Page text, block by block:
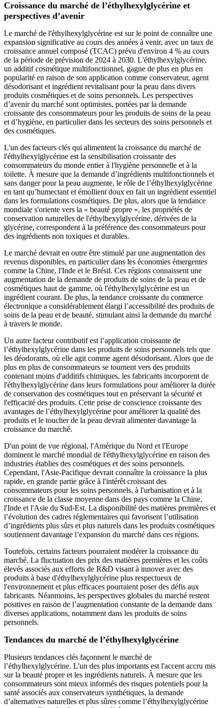
Croissance du marché de l’éthylhexylglycérine et
perspectives d’avenir
Le marché de l'éthylhexylglycérine est sur le point de connaître une
expansion significative au cours des années à venir, avec un taux de
croissance annuel composé (TCAC) prévu d'environ 4 % au cours
de la période de prévision de 2024 à 2030. L'éthylhexylglycérine,
un additif cosmétique multifonctionnel, gagne de plus en plus en
popularité en raison de son application comme conservateur, agent
désodorisant et ingrédient revitalisant pour la peau dans divers
produits cosmétiques et de soins personnels. Les perspectives
d’avenir du marché sont optimistes, portées par la demande
croissante des consommateurs pour les produits de soins de la peau
et d’hygiène, en particulier dans les secteurs des soins personnels et
des cosmétiques.
L'un des facteurs clés qui alimentent la croissance du marché de
l'éthylhexylglycérine est la sensibilisation croissante des
consommateurs du monde entier à l'hygiène personnelle et à la
toilette. À mesure que la demande d’ingrédients multifonctionnels et
sans danger pour la peau augmente, le rôle de l’éthylhexylglycérine
en tant qu’humectant et émollient doux en fait un ingrédient essentiel
dans les formulations cosmétiques. De plus, alors que la tendance
mondiale s'oriente vers la « beauté propre », les propriétés de
conservation naturelles de l'éthylhexylglycérine, dérivées de la
glycérine, correspondent à la préférence des consommateurs pour
des ingrédients non toxiques et durables.
Le marché devrait en outre être stimulé par une augmentation des
revenus disponibles, en particulier dans les économies émergentes
comme la Chine, l'Inde et le Brésil. Ces régions connaissent une
augmentation de la demande de produits de soins de la peau et de
cosmétiques haut de gamme, où l'éthylhexylglycérine est un
ingrédient courant. De plus, la tendance croissante du commerce
électronique a considérablement élargi l’accessibilité des produits de
soins de la peau et de beauté, stimulant ainsi la demande du marché
à travers le monde.
Un autre facteur contributif est l’application croissante de
l’éthylhexylglycérine dans les produits de soins personnels tels que
les déodorants, où elle agit comme agent désodorisant. Alors que de
plus en plus de consommateurs se tournent vers des produits
contenant moins d'additifs chimiques, les fabricants incorporent de
l'éthylhexylglycérine dans leurs formulations pour améliorer la durée
de conservation des cosmétiques tout en préservant la sécurité et
l'efficacité des produits. Cette prise de conscience croissante des
avantages de l’éthylhexylglycérine pour améliorer la qualité des
produits et le toucher de la peau devrait alimenter davantage la
croissance du marché.
D'un point de vue régional, l'Amérique du Nord et l'Europe
dominent le marché mondial de l'éthylhexylglycérine en raison des
industries établies des cosmétiques et des soins personnels.
Cependant, l'Asie-Pacifique devrait connaître la croissance la plus
rapide, en grande partie grâce à l'intérêt croissant des
consommateurs pour les soins personnels, à l'urbanisation et à la
croissance de la classe moyenne dans des pays comme la Chine,
l'Inde et l'Asie du Sud-Est. La disponibilité des matières premières et
l’évolution des cadres réglementaires qui favorisent l’utilisation
d’ingrédients plus sûrs et plus naturels dans les produits cosmétiques
soutiennent davantage l’expansion du marché dans ces régions.
Toutefois, certains facteurs pourraient modérer la croissance du
marché. La fluctuation des prix des matières premières et les coûts
élevés associés aux efforts de R&D visant à innover avec des
produits à base d'éthylhexylglycérine plus respectueux de
l'environnement et plus efficaces pourraient poser des défis aux
fabricants. Néanmoins, les perspectives globales du marché restent
positives en raison de l’augmentation constante de la demande dans
diverses applications, notamment dans les produits de soins
personnels.
Tendances du marché de l’éthylhexylglycérine
Plusieurs tendances clés façonnent le marché de
l’éthylhexylglycérine. L'un des plus importants est l'accent accru mis
sur la beauté propre et les ingrédients naturels. À mesure que les
consommateurs sont mieux informés des risques potentiels pour la
santé associés aux conservateurs synthétiques, la demande
d’alternatives naturelles et plus sûres comme l’éthylhexylglycérine